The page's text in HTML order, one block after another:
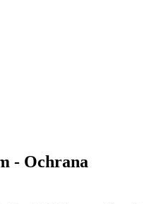
- Ochrana